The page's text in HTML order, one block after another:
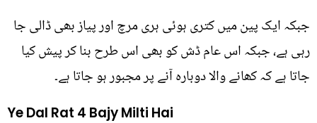
جبکہ ایک پین میں کتری ہوئی ہری مرچ اور پیاز بھی ڈالی جا
رہی ہے، جبکہ اس عام ڈش کو بھی اس طرح بنا کر پیش کیا
جاتا ہے کہ کھانے والا دوبارہ آنے پر مجبور ہو جاتا ہے۔
Ye Dal Rat 4 Bajy Milti Hai